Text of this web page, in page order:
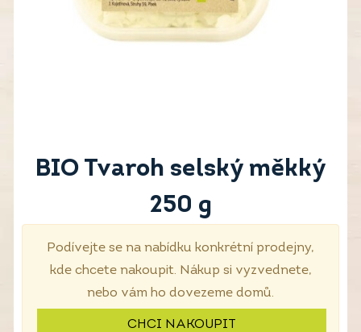
BIO Tvaroh selský měkký
250 g
Podívejte se na nabídku konkrétní prodejny,
kde chcete nakoupit. Nákup si vyzvednete,
nebo vám ho dovezeme domů.
CHCI NAKOUPIT